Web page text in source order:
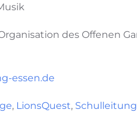
des Offenen
essen.de
, LionsQuest, Schulleitung